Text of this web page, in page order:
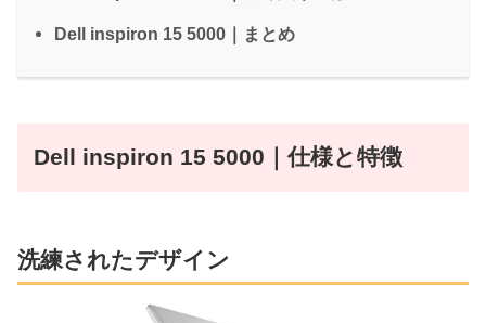
Dell inspiron 15 5000｜まとめ
Dell inspiron 15 5000｜仕様と特徴
洗練されたデザイン